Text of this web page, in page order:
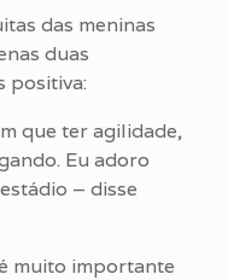
das meninas
duas
positiva:
que ter agilidade,
Eu adoro
– disse
muito importante